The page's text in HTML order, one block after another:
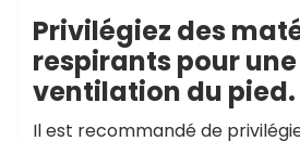
Privilégiez des
respirants pour
ventilation du pied.
Il est recommandé de